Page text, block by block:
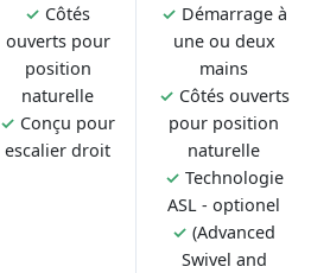
✓ Côtés
ouverts pour
position
naturelle
✓ Conçu pour
escalier droit
✓ Démarrage à
une ou deux
mains
✓ Côtés ouverts
pour position
naturelle
✓ Technologie
ASL - optionel
✓ (Advanced
Swivel and